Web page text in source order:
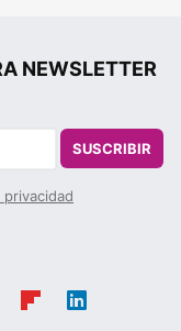
NEWSLETTER
SUSCRIBIR